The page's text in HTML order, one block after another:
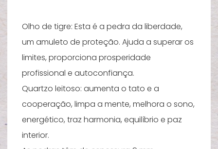
Olho de tigre: Esta é a pedra da liberdade,
um amuleto de proteção. Ajuda a superar os
limites, proporciona prosperidade
profissional e autoconfiança.
Quartzo leitoso: aumenta o tato e a
cooperação, limpa a mente, melhora o sono,
energético, traz harmonia, equilíbrio e paz
interior.